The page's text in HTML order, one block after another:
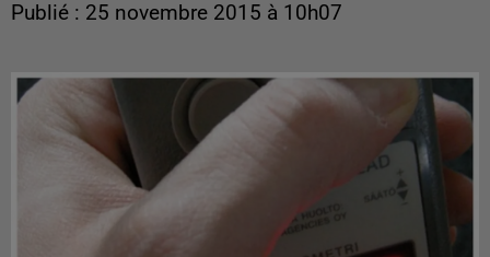
Publié : 25 novembre 2015 à 10h07